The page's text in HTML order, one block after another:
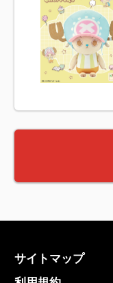
サイトマップ